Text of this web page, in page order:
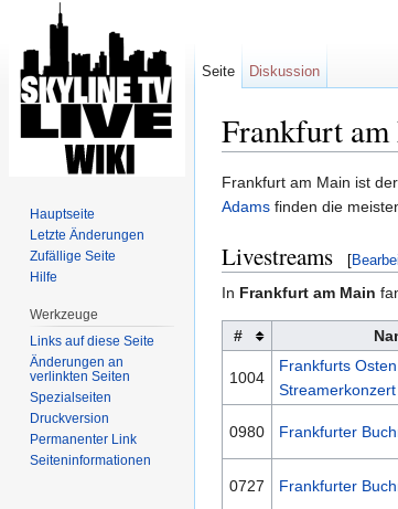
Frankfurt
Frankfurt am Main ist
Adams finden die
Livestreams [
In Frankfurt am Main
#
1004
Frankfurts
Streamerkonzert
0980 Frankfurter
0727 Frankfurter
Seite Diskussion
Hauptseite
Letzte Änderungen
Zufällige Seite
Hilfe
Werkzeuge
Links auf diese Seite
Änderungen an
verlinkten Seiten
Spezialseiten
Druckversion
Permanenter Link
Seiten­informationen